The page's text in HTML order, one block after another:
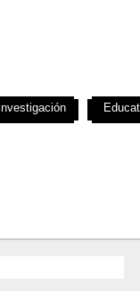
Investigación